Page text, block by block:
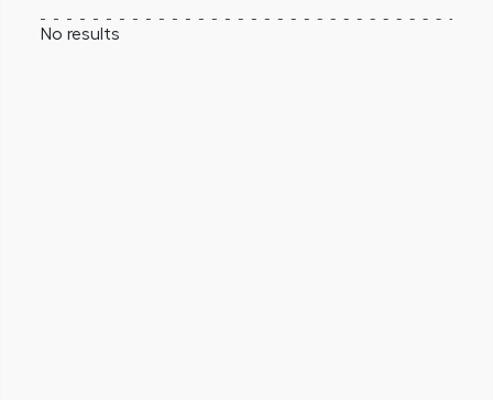
No results